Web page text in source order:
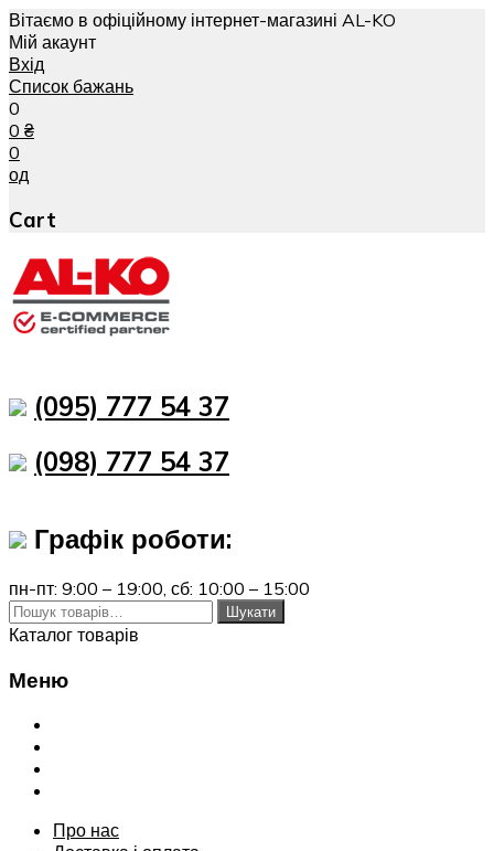
Вітаємо в офіційному інтернет-магазині AL-KO
Мій акаунт
Вхід
Список бажань
0
0 ₴
0
од
Cart
(095) 777 54 37
(098) 777 54 37
Графік роботи:
пн-пт: 9:00 – 19:00, сб: 10:00 – 15:00
Шукати:
Шукати
Каталог товарів
Меню
Переглянути
Про нас